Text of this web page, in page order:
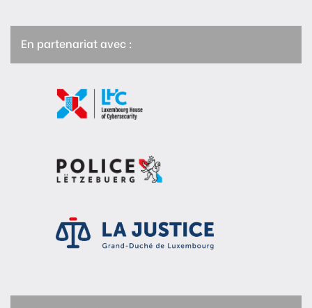
En partenariat avec :